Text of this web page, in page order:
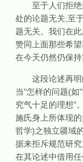
至于人们拒绝还
处的论题无关;至
题无关。我们在
赞同上面那些希
在今天仍然仍保
这段论述再明白
当"怎样的问题(如
究气十足的理想"
施氏身上所体现
哲学)之独立疆域
据来拒斥规范研
在其论述中借用